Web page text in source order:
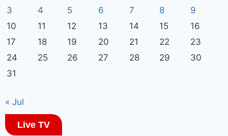
3
4 5 6 7 8
9
10
11 12 13 14 15
16
17
18 19 20 21 22
23
24
25 26 27 28 29
30
31
« Jul
Live TV